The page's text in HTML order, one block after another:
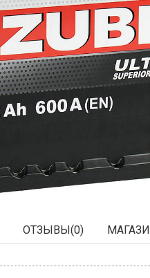
ОТЗЫВЫ(0)